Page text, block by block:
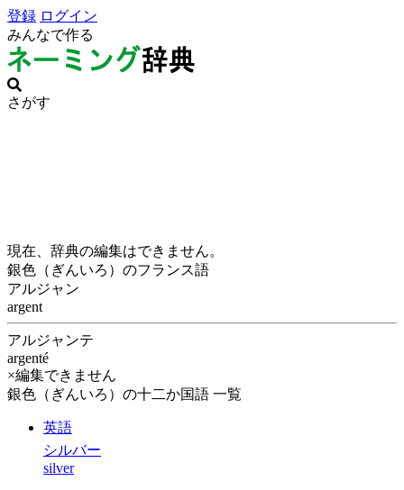
登録 ログイン
みんなで作る
さがす
現在、辞典の編集はできません。
銀色（ぎんいろ）のフランス語
アルジャン
argent
アルジャンテ
argenté
×編集できません
銀色（ぎんいろ）の十二か国語 一覧
英語
シルバー
silver